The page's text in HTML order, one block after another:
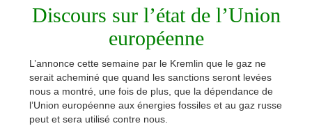
Discours sur l’état de l’Union
européenne
L’annonce cette semaine par le Kremlin que le gaz ne
serait acheminé que quand les sanctions seront levées
nous a montré, une fois de plus, que la dépendance de
l’Union européenne aux énergies fossiles et au gaz russe
peut et sera utilisé contre nous.